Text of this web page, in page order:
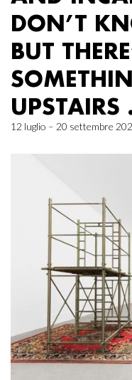
DON’T
BUT
12 luglio – 20 settembre